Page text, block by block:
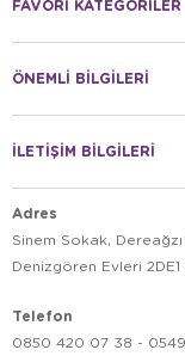
FAVORİ KATEGORİLER
ÖNEMLİ BİLGİLERİ
İLETİŞİM BİLGİLERİ
Adres
Sinem Sokak,
Denizgören Evleri
Telefon
0850 420 07 38 - 0549